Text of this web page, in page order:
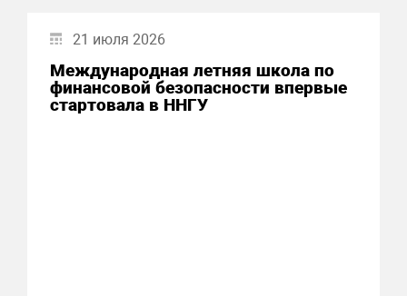
21 июля 2026
Международная летняя школа по
финансовой безопасности впервые
стартовала в ННГУ